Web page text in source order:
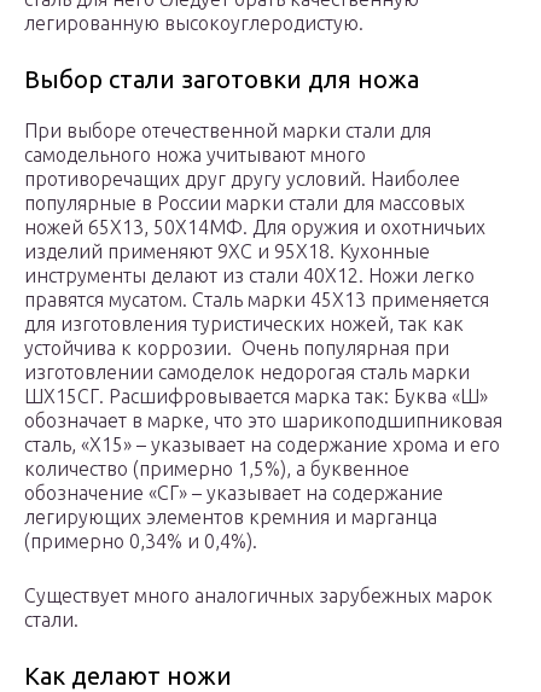
легированную высокоуглеродистую.
Выбор стали заготовки для ножа
При выборе отечественной марки стали для
самодельного ножа учитывают много
противоречащих друг другу условий. Наиболее
популярные в России марки стали для массовых
ножей 65Х13, 50Х14МФ. Для оружия и охотничьих
изделий применяют 9ХС и 95Х18. Кухонные
инструменты делают из стали 40Х12. Ножи легко
правятся мусатом. Сталь марки 45Х13 применяется
для изготовления туристических ножей, так как
устойчива к коррозии. Очень популярная при
изготовлении самоделок недорогая сталь марки
ШХ15СГ. Расшифровывается марка так: Буква «Ш»
обозначает в марке, что это шарикоподшипниковая
сталь, «Х15» – указывает на содержание хрома и его
количество (примерно 1,5%), а буквенное
обозначение «СГ» – указывает на содержание
легирующих элементов кремния и марганца
(примерно 0,34% и 0,4%).
Существует много аналогичных зарубежных марок
стали.
Как делают ножи